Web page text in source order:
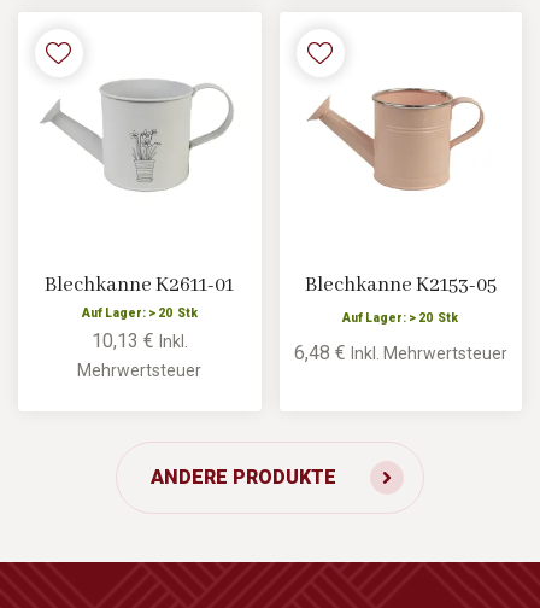
Blechkanne K2611-01
Auf Lager: > 20 Stk
10,13 € Inkl.
Mehrwertsteuer
Blechkanne K2153-05
Auf Lager: > 20 Stk
6,48 € Inkl. Mehrwertsteuer
ANDERE PRODUKTE